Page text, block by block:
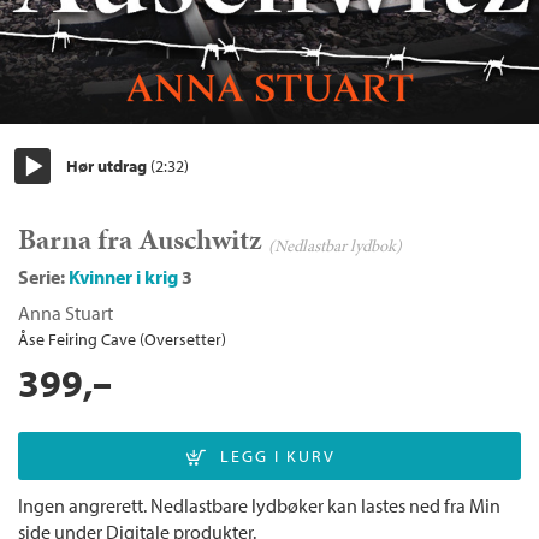
Hør utdrag (2:32)
Barna fra Auschwitz (Nedlastbar lydbok)
Serie: Kvinner i krig3
Anna Stuart
Åse Feiring Cave (Oversetter)
399,–
Ingen angrerett. Nedlastbare lydbøker kan lastes ned fra Min
side under Digitale produkter.